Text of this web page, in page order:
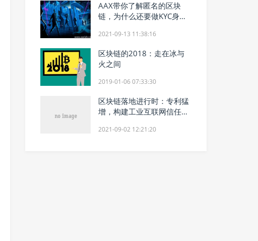
AAX带你了解匿名的区块
链，为什么还要做KYC身份
2021-09-13 11:38:16
区块链的2018：走在冰与
火之间
2019-01-06 07:33:30
区块链落地进行时：专利猛
增，构建工业互联网信任价
2021-09-02 12:21:20